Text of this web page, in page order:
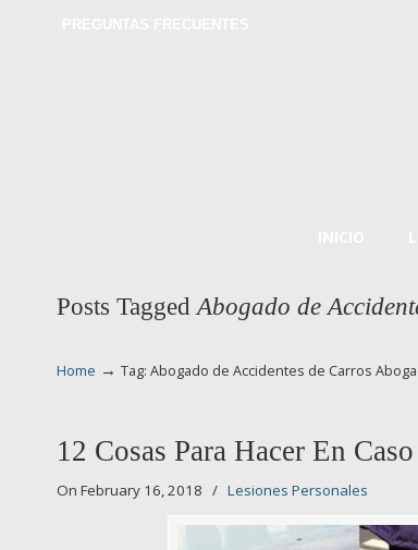
Posts Tagged Abogado de
Home → Tag: Abogado de Accidentes de Carros
12 Cosas Para Hacer En
On February 16, 2018 / Lesiones Personales